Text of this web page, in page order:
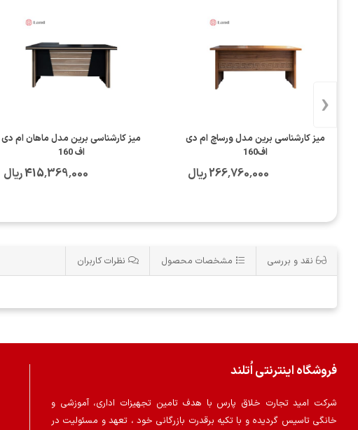
میز کارشناسی برین مدل ورساچ ام دی
اف160
266٬760٬000 ریال
میز کارشناسی برین مدل ماهان ام دی
اف 160
415٬369٬000 ریال
‹
نقد و بررسی مشخصات محصول نظرات کاربران
فروشگاه اینترنتی اُتلند
شرکت امید تجارت خلاق پارس با هدف تامین تجهیزات اداری، آموزشی و
خانگی تاسیس گردیده و با تکیه برقدرت بازرگانی خود ، تعهد و مسئولیت در